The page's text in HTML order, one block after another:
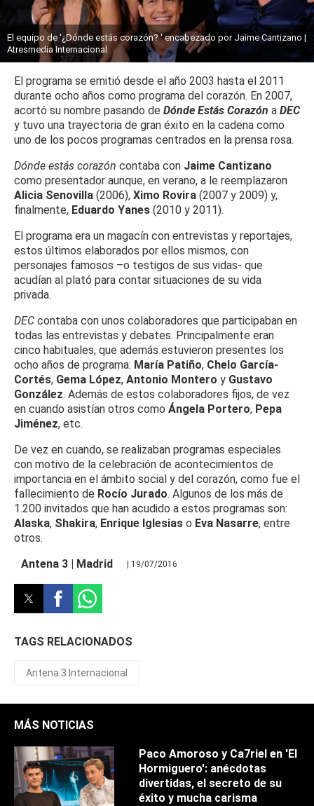
El equipo de '¿Dónde estás corazón? ' encabezado por Jaime Cantizano |
Atresmedia Internacional
El programa se emitió desde el año 2003 hasta el 2011
durante ocho años como programa del corazón. En 2007,
acortó su nombre pasando de Dónde Estás Corazón a DEC
y tuvo una trayectoria de gran éxito en la cadena como
uno de los pocos programas centrados en la prensa rosa.
Dónde estás corazón contaba con Jaime Cantizano
como presentador aunque, en verano, a le reemplazaron
Alicia Senovilla (2006), Ximo Rovira (2007 y 2009) y,
finalmente, Eduardo Yanes (2010 y 2011).
El programa era un magacín con entrevistas y reportajes,
estos últimos elaborados por ellos mismos, con
personajes famosos –o testigos de sus vidas- que
acudían al plató para contar situaciones de su vida
privada.
DEC contaba con unos colaboradores que participaban en
todas las entrevistas y debates. Principalmente eran
cinco habituales, que además estuvieron presentes los
ocho años de programa: María Patiño, Chelo García-
Cortés, Gema López, Antonio Montero y Gustavo
González. Además de estos colaboradores fijos, de vez
en cuando asistían otros como Ángela Portero, Pepa
Jiménez, etc.
De vez en cuando, se realizaban programas especiales
con motivo de la celebración de acontecimientos de
importancia en el ámbito social y del corazón, como fue el
fallecimiento de Rocío Jurado. Algunos de los más de
1.200 invitados que han acudido a estos programas son:
Alaska, Shakira, Enrique Iglesias o Eva Nasarre, entre
otros.
Antena 3 | Madrid
| 19/07/2016
TAGS RELACIONADOS
Antena 3 Internacional
MÁS NOTICIAS
Paco Amoroso y Ca7riel en 'El
Hormiguero': anécdotas
divertidas, el secreto de su
éxito y mucha carisma